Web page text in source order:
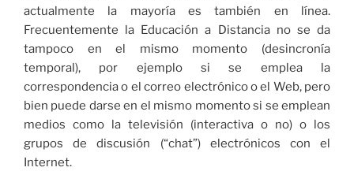
actualmente la mayoría es también en línea.
Frecuentemente la Educación a Distancia no se da
tampoco en el mismo momento (desincronía
temporal), por ejemplo si se emplea la
correspondencia o el correo electrónico o el Web, pero
bien puede darse en el mismo momento si se emplean
medios como la televisión (interactiva o no) o los
grupos de discusión (“chat”) electrónicos con el
Internet.